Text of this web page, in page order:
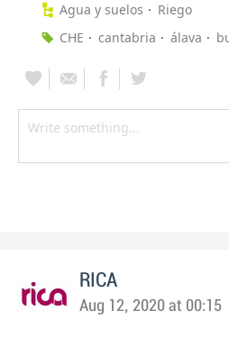
Agua y suelos
Riego
CHE
cantabria álava
RICA
Aug 12, 2020 at 00:15